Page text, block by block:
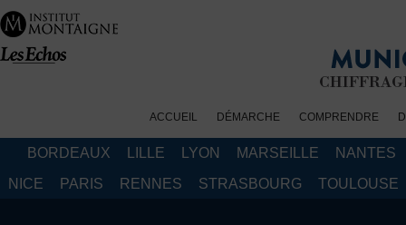
ACCUEIL DÉMARCHE COMPRENDRE
BORDEAUX LILLE LYON MARSEILLE
NANTES
NICE
PARIS RENNES STRASBOURG TOULOUSE